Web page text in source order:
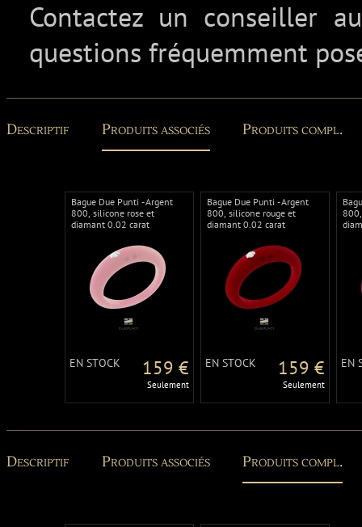
Contactez un conseiller
questions fréquemment
Descriptif Produits associés Produits compl.
Bague Due Punti - Argent
800, silicone rose et
diamant 0.02 carat
EN STOCK 159 €
Seulement
Bague Due Punti - Argent
800, silicone rouge et
diamant 0.02 carat
EN STOCK 159 €
Seulement
EN
Descriptif Produits associés Produits compl.